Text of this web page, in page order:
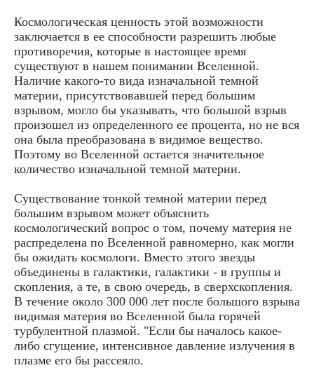
Космологическая ценность этой возможности
заключается в ее способности разрешить любые
противоречия, которые в настоящее время
существуют в нашем понимании Вселенной.
Наличие какого-то вида изначальной темной
материи, присутствовавшей перед большим
взрывом, могло бы указывать, что большой взрыв
произошел из определенного ее процента, но не вся
она была преобразована в видимое вещество.
Поэтому во Вселенной остается значительное
количество изначальной темной материи.
Существование тонкой темной материи перед
большим взрывом может объяснить
космологический вопрос о том, почему материя не
распределена по Вселенной равномерно, как могли
бы ожидать космологи. Вместо этого звезды
объединены в галактики, галактики - в группы и
скопления, а те, в свою очередь, в сверхскопления.
В течение около 300 000 лет после большого взрыва
видимая материя во Вселенной была горячей
турбулентной плазмой. "Если бы началось какое-
либо сгущение, интенсивное давление излучения в
плазме его бы рассеяло.